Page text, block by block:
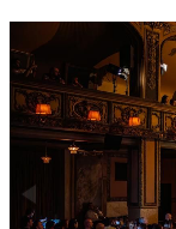
Yaxın Şərq
Avropa
Amerika
Asiya
Afrika
Çarpaz baxış
Təhlil